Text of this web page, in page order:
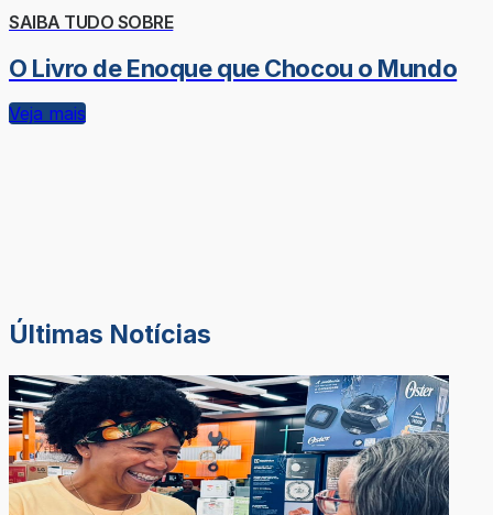
SAIBA TUDO SOBRE
O Livro de Enoque que Chocou o Mundo
Veja mais
Últimas Notícias